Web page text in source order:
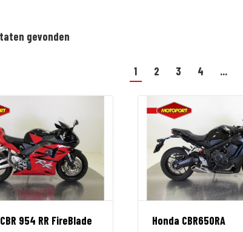
gevonden
1 2 3 4 ...
CBR 954 RR FireBlade
Honda CBR650RA